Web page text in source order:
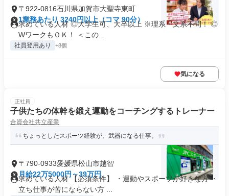
〒922-0816石川県加賀市大聖寺東町
1業務あたり 3240円以上（コマ 90分）
求めている人材 ◎大学生可、大卒以上 ※理系・文系不問！ ◎
WワークもＯＫ！ ＜この...
社員登用あり +8個
気になる
正社員
子供たちの体幹を鍛え運動をコーチングするトレーナー
合資会社共立産業
ちょっとしたスポーツ経験が、武器になる仕事。
〒790-0933愛媛県松山市越智
月給22万5000円～39万円
求めている人材 【必須条件】 ・運動やスポーツが好きな方 ・
立ち仕事が苦にならない方 ...